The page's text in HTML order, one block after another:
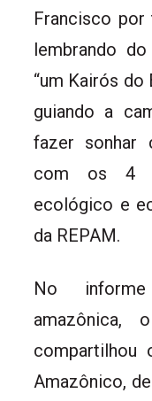
Francisco por
lembrando
“um Kairós
guiando a
fazer sonhar
com os 4
ecológico e
da REPAM.
No
amazônica,
compartilhou
Amazônico,